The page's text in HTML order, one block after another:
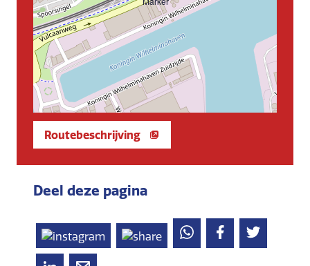
Routebeschrijving
Deel deze pagina